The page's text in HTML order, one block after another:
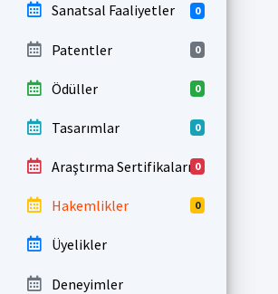
Sanatsal Faaliyetler 0
Patentler 0
Ödüller 0
Tasarımlar 0
Araştırma Sertifikaları 0
Hakemlikler 0
Üyelikler
Deneyimler